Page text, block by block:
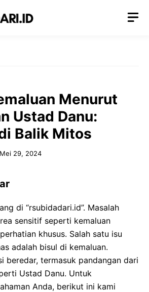
Menurut
Ustad Danu:
Balik Mitos
Mei 29, 2024
di “rsubidadari.id”. Masalah
sensitif seperti kemaluan
khusus. Salah satu isu
adalah bisul di kemaluan.
beredar, termasuk pandangan dari
Ustad Danu. Untuk
Anda, berikut ini kami